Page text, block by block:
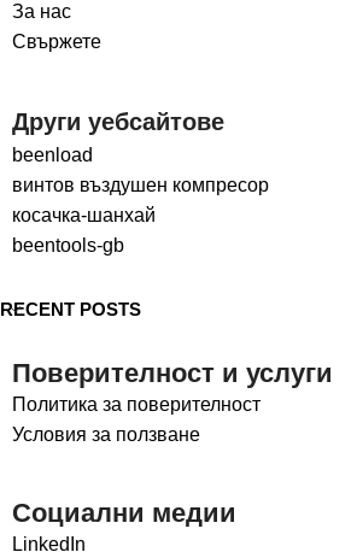
За нас
Свържете
Други уебсайтове
beenload
винтов въздушен компресор
косачка-шанхай
beentools-gb
RECENT POSTS
Поверителност и услуги
Политика за поверителност
Условия за ползване
Социални медии
LinkedIn